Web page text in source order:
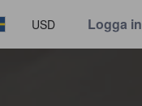
USD Logga in